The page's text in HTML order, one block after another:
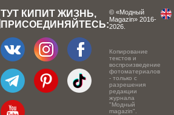
ТУТ КИПИТ ЖИЗНЬ,
ПРИСОЕДИНЯЙТЕСЬ:
© «Модный
Magazin» 2016-
2026.
Копирование
текстов и
воспроизведение
фотоматериалов
- только с
разрешения
редакции
журнала
"Модный
magazin".